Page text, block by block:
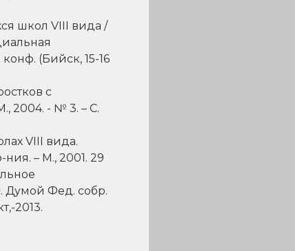
школ VIII вида /
(Бийск, 15-16
с
2004. - № 3. – С.
VIII вида.
– М., 2001. 29
Думой Фед. собр.
2013.